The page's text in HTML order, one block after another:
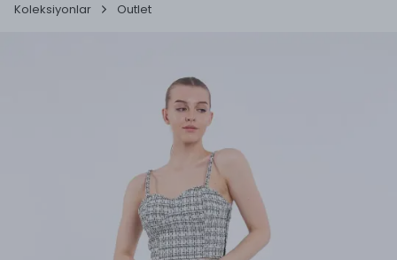
Koleksiyonlar Outlet